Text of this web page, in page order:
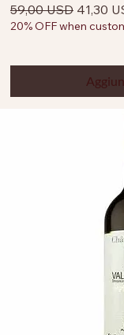
Prezzo regolare
59,00 USD Prezzo
41,30
20% OFF when